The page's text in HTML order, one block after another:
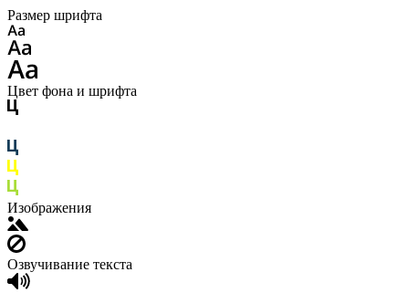
Размер шрифта
Цвет фона и шрифта
Изображения
Озвучивание текста